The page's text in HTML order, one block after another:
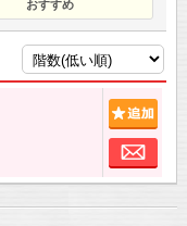
おすすめ
お